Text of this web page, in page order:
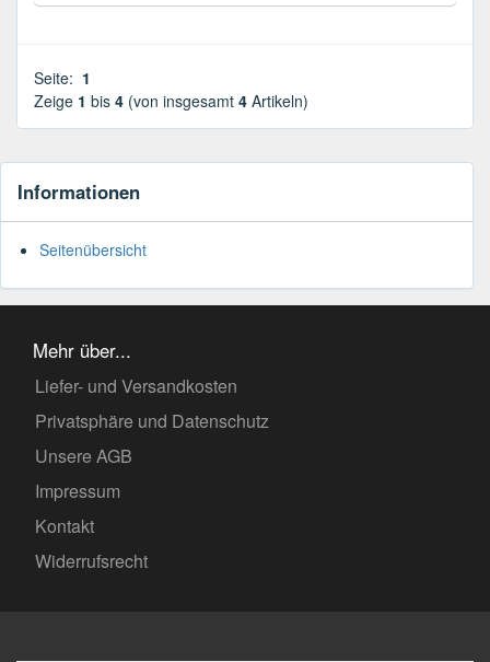
Seite: 1
Zeige 1 bis 4 (von insgesamt 4 Artikeln)
Informationen
Seitenübersicht
Mehr über...
Liefer- und Versandkosten
Privatsphäre und Datenschutz
Unsere AGB
Impressum
Kontakt
Widerrufsrecht